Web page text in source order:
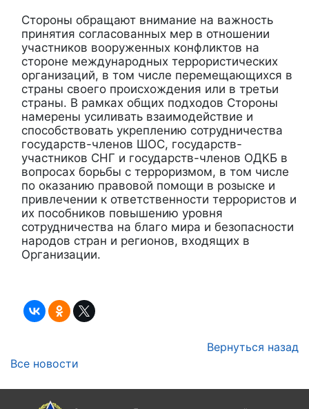
Стороны обращают внимание на важность
принятия согласованных мер в отношении
участников вооруженных конфликтов на
стороне международных террористических
организаций, в том числе перемещающихся в
страны своего происхождения или в третьи
страны. В рамках общих подходов Стороны
намерены усиливать взаимодействие и
способствовать укреплению сотрудничества
государств-членов ШОС, государств-
участников СНГ и государств-членов ОДКБ в
вопросах борьбы с терроризмом, в том числе
по оказанию правовой помощи в розыске и
привлечении к ответственности террористов и
их пособников повышению уровня
сотрудничества на благо мира и безопасности
народов стран и регионов, входящих в
Организации.
Вернуться назад
Все новости